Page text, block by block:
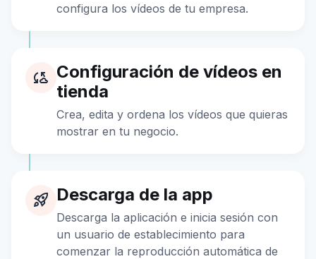
configura los vídeos de tu empresa.
Configuración de vídeos en
tienda
Crea, edita y ordena los vídeos que quieras
mostrar en tu negocio.
Descarga de la app
Descarga la aplicación e inicia sesión con
un usuario de establecimiento para
comenzar la reproducción automática de